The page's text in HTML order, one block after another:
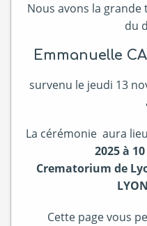
Nous avons la
du
Emmanuelle
survenu le jeudi 13
La cérémonie aura
2025 à
Crematorium de
Cette page vous